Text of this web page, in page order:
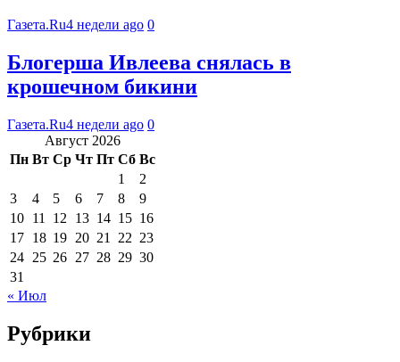
Газета.Ru4 недели ago 0
Блогерша Ивлеева снялась в
крошечном бикини
Газета.Ru4 недели ago 0
Август 2026
Пн Вт Ср Чт Пт Сб Вс
1
2
3
4 5 6 7 8
9
10 11 12 13 14 15 16
17 18 19 20 21 22 23
24 25 26 27 28 29 30
31
« Июл
Рубрики